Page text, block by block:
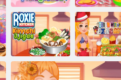
Sarışın Sofya:
Tanghulu
Bebek Taylor
Şükran Günü
Yemek
Roxie'nin
Roxie'nin